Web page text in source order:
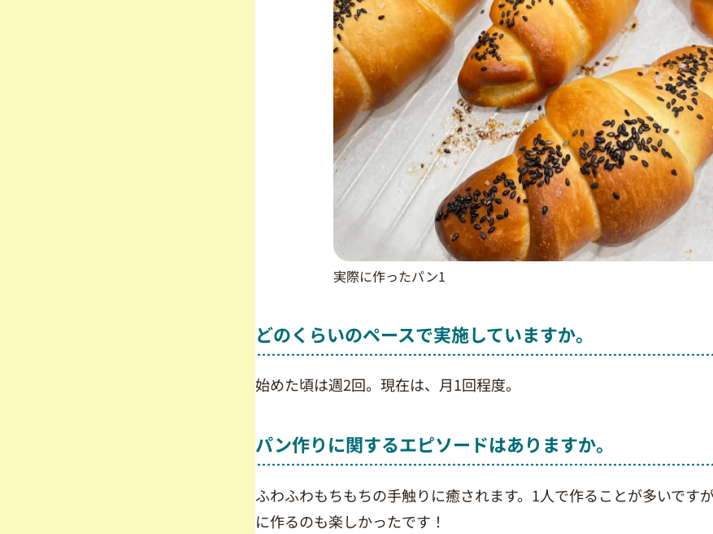
実際に作ったパン1
どのくらいのペースで実施していますか。
始めた頃は週2回。現在は、月1回程度。
パン作りに関するエピソードはありますか。
ふわふわもちもちの手触りに癒されます。1人で作ることが多いです
に作るのも楽しかったです！